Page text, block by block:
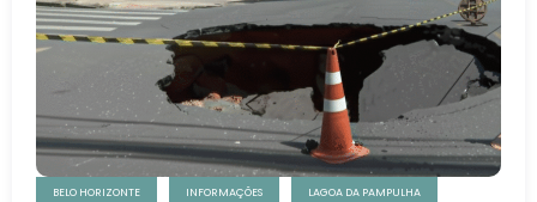
BELO HORIZONTE INFORMAÇÕES LAGOA DA PAMPULHA